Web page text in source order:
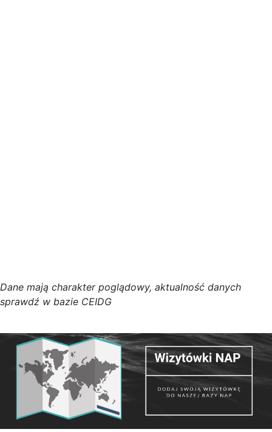
Dane mają charakter poglądowy, aktualność danych
sprawdź w bazie CEIDG